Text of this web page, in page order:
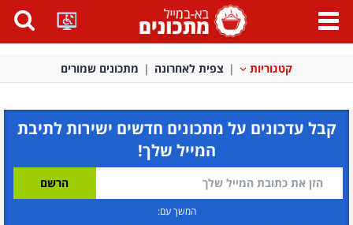
פתח
תפריט
קטגוריות צפית לאחרונה מתכונים שמורים
קבל עדכונים על מתכונים חדשים ישירות לתיבת
המייל שלך!
המשך עם: